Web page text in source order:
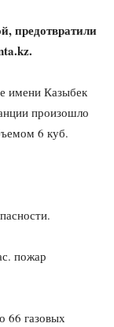
предотвратили
имени Казыбек
произошло
6 куб.
пожар
66 газовых